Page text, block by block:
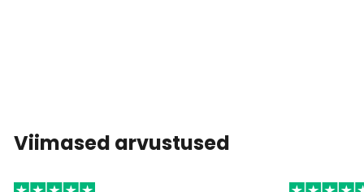
Viimased arvustused